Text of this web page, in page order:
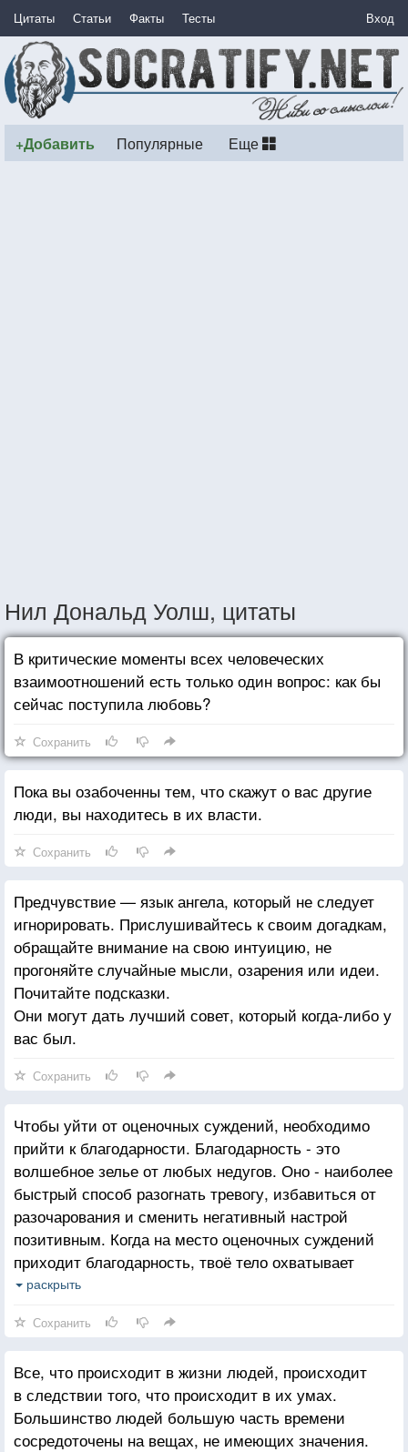
Цитаты Статьи Факты Тесты Вход
+Добавить Популярные Еще
Нил Дональд Уолш, цитаты
В критические моменты всех человеческих
взаимоотношений есть только один вопрос: как бы
сейчас поступила любовь?
Сохранить
Пока вы озабоченны тем, что скажут о вас другие
люди, вы находитесь в их власти.
Сохранить
Предчувствие — язык ангела, который не следует
игнорировать. Прислушивайтесь к своим догадкам,
обращайте внимание на свою интуицию, не
прогоняйте случайные мысли, озарения или идеи.
Почитайте подсказки.
Они могут дать лучший совет, который когда-либо у
вас был.
Сохранить
Чтобы уйти от оценочных суждений, необходимо
прийти к благодарности. Благодарность - это
волшебное зелье от любых недугов. Оно - наиболее
быстрый способ разогнать тревогу, избавиться от
разочарования и сменить негативный настрой
позитивным. Когда на место оценочных суждений
приходит благодарность, твоё тело охватывает
умиротворение, душу обнимает доброта, а ум
раскрыть
Сохранить
Все, что происходит в жизни людей, происходит
в следствии того, что происходит в их умах.
Большинство людей большую часть времени
сосредоточены на вещах, не имеющих значения.